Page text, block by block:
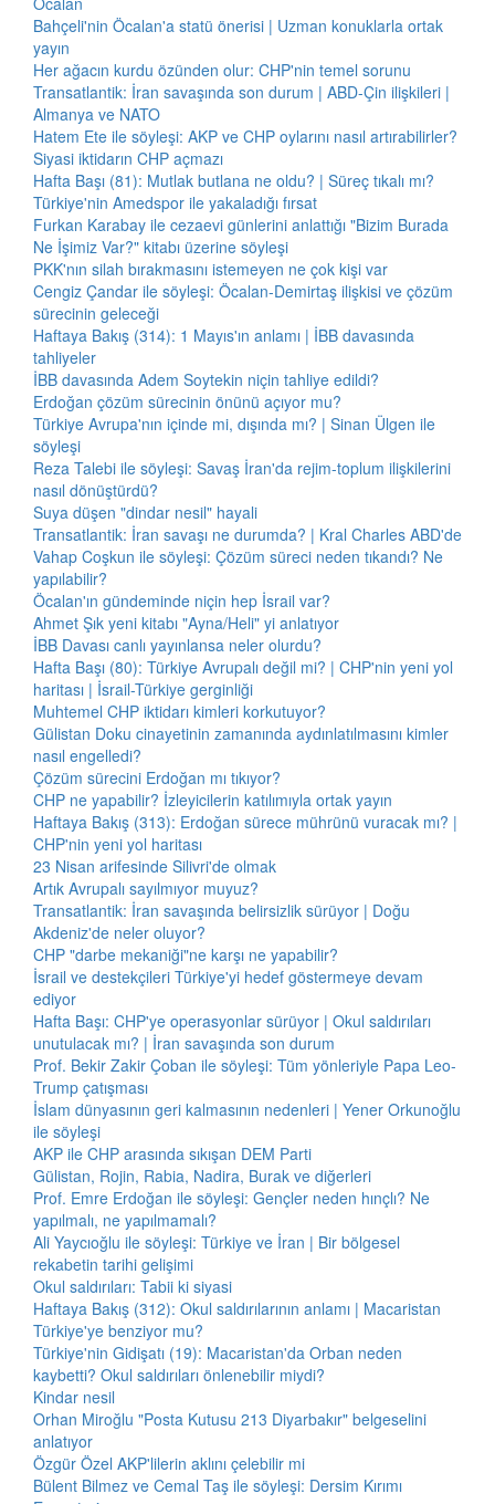
Bahçeli'nin Öcalan'a statü önerisi | Uzman konuklarla ortak
yayın
Her ağacın kurdu özünden olur: CHP'nin temel sorunu
Transatlantik: İran savaşında son durum | ABD-Çin ilişkileri |
Almanya ve NATO
Hatem Ete ile söyleşi: AKP ve CHP oylarını nasıl artırabilirler?
Siyasi iktidarın CHP açmazı
Hafta Başı (81): Mutlak butlana ne oldu? | Süreç tıkalı mı?
Türkiye'nin Amedspor ile yakaladığı fırsat
Furkan Karabay ile cezaevi günlerini anlattığı "Bizim Burada
Ne İşimiz Var?" kitabı üzerine söyleşi
PKK'nın silah bırakmasını istemeyen ne çok kişi var
Cengiz Çandar ile söyleşi: Öcalan-Demirtaş ilişkisi ve çözüm
sürecinin geleceği
Haftaya Bakış (314): 1 Mayıs'ın anlamı | İBB davasında
tahliyeler
İBB davasında Adem Soytekin niçin tahliye edildi?
Erdoğan çözüm sürecinin önünü açıyor mu?
Türkiye Avrupa'nın içinde mi, dışında mı? | Sinan Ülgen ile
söyleşi
Reza Talebi ile söyleşi: Savaş İran'da rejim-toplum ilişkilerini
nasıl dönüştürdü?
Suya düşen "dindar nesil" hayali
Transatlantik: İran savaşı ne durumda? | Kral Charles ABD'de
Vahap Coşkun ile söyleşi: Çözüm süreci neden tıkandı? Ne
yapılabilir?
Öcalan'ın gündeminde niçin hep İsrail var?
Ahmet Şık yeni kitabı "Ayna/Heli" yi anlatıyor
İBB Davası canlı yayınlansa neler olurdu?
Hafta Başı (80): Türkiye Avrupalı değil mi? | CHP'nin yeni yol
haritası | İsrail-Türkiye gerginliği
Muhtemel CHP iktidarı kimleri korkutuyor?
Gülistan Doku cinayetinin zamanında aydınlatılmasını kimler
nasıl engelledi?
Çözüm sürecini Erdoğan mı tıkıyor?
CHP ne yapabilir? İzleyicilerin katılımıyla ortak yayın
Haftaya Bakış (313): Erdoğan sürece mührünü vuracak mı? |
CHP'nin yeni yol haritası
23 Nisan arifesinde Silivri'de olmak
Artık Avrupalı sayılmıyor muyuz?
Transatlantik: İran savaşında belirsizlik sürüyor | Doğu
Akdeniz'de neler oluyor?
CHP "darbe mekaniği"ne karşı ne yapabilir?
İsrail ve destekçileri Türkiye'yi hedef göstermeye devam
ediyor
Hafta Başı: CHP'ye operasyonlar sürüyor | Okul saldırıları
unutulacak mı? | İran savaşında son durum
Prof. Bekir Zakir Çoban ile söyleşi: Tüm yönleriyle Papa Leo-
Trump çatışması
İslam dünyasının geri kalmasının nedenleri | Yener Orkunoğlu
ile söyleşi
AKP ile CHP arasında sıkışan DEM Parti
Gülistan, Rojin, Rabia, Nadira, Burak ve diğerleri
Prof. Emre Erdoğan ile söyleşi: Gençler neden hınçlı? Ne
yapılmalı, ne yapılmamalı?
Ali Yaycıoğlu ile söyleşi: Türkiye ve İran | Bir bölgesel
rekabetin tarihi gelişimi
Okul saldırıları: Tabii ki siyasi
Haftaya Bakış (312): Okul saldırılarının anlamı | Macaristan
Türkiye'ye benziyor mu?
Türkiye'nin Gidişatı (19): Macaristan'da Orban neden
kaybetti? Okul saldırıları önlenebilir miydi?
Kindar nesil
Orhan Miroğlu "Posta Kutusu 213 Diyarbakır" belgeselini
anlatıyor
Özgür Özel AKP'lilerin aklını çelebilir mi
Bülent Bilmez ve Cemal Taş ile söyleşi: Dersim Kırımı